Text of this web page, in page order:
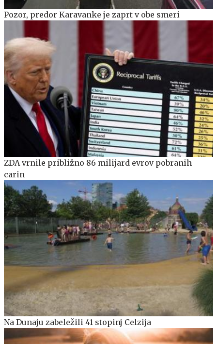
Pozor, predor Karavanke je zaprt v obe smeri
ZDA vrnile približno 86 milijard evrov pobranih
carin
Na Dunaju zabeležili 41 stopinj Celzija